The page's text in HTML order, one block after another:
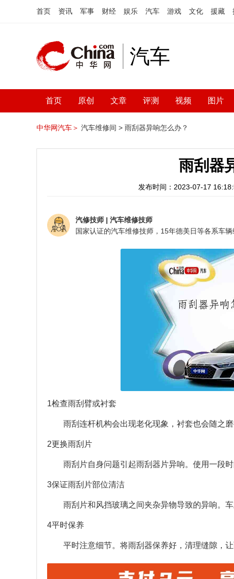
首页 资讯 军事 财经 娱乐 汽车 游戏 文化 援藏
汽车
首页 原创 文章 评测 视频 图片
中华网汽车＞ 汽车维修间 > 雨刮器异响怎么办？
雨刮器
发布时间：2023-07-17
汽修技师 | 汽车维修技师
1检查雨刮臂或衬套
雨刮连杆机构会出现老化现象，衬套也会随之
2更换雨刮片
雨刮片自身问题引起雨刮器片异响。使用一段
3保证雨刮片部位清洁
雨刮片和风挡玻璃之间夹杂异物导致的异响。
4平时保养
平时注意细节。将雨刮器保养好，清理缝隙，